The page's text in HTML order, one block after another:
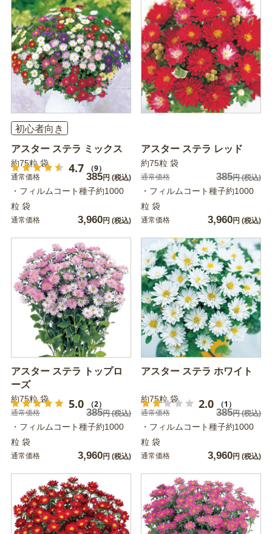
初心者向き
アスター ステラ ミックス
4.7 （9）
約75粒 袋
通常価格 385円 (税込)
・フィルムコート種子約1000
粒 袋
通常価格 3,960円 (税込)
アスター ステラ レッド
約75粒 袋
通常価格 385円(税込)
・フィルムコート種子約1000
粒 袋
通常価格 3,960円 (税込)
アスター ステラ トップロ
ーズ
5.0 （2）
約75粒 袋
通常価格 385円(税込)
・フィルムコート種子約1000
粒 袋
通常価格 3,960円 (税込)
アスター ステラ ホワイト
2.0 （1）
約75粒 袋
通常価格 385円(税込)
・フィルムコート種子約1000
粒 袋
通常価格 3,960円 (税込)